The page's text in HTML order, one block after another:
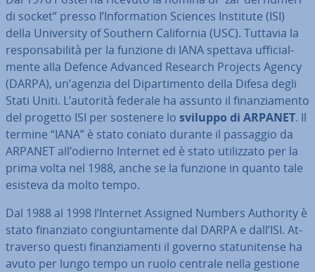
di socket” presso l’In­for­ma­tion Sciences Institute (ISI)
della Uni­ver­si­ty of Southern Ca­li­for­nia (USC). Tuttavia la
re­spon­sa­bi­li­tà per la funzione di IANA spettava uf­fi­cial­
men­te alla Defence Advanced Research Projects Agency
(DARPA), un’agenzia del Di­par­ti­men­to della Difesa degli
Stati Uniti. L’autorità federale ha assunto il fi­nan­zia­men­to
del progetto ISI per sostenere lo sviluppo di ARPANET. Il
termine “IANA” è stato coniato durante il passaggio da
ARPANET all’odierno Internet ed è stato uti­liz­za­to per la
prima volta nel 1988, anche se la funzione in quanto tale
esisteva da molto tempo.
Dal 1988 al 1998 l’Internet Assigned Numbers Authority è
stato fi­nan­zia­to con­giun­ta­men­te dal DARPA e dall’ISI. At­
tra­ver­so questi fi­nan­zia­men­ti il governo sta­tu­ni­ten­se ha
avuto per lungo tempo un ruolo centrale nella gestione